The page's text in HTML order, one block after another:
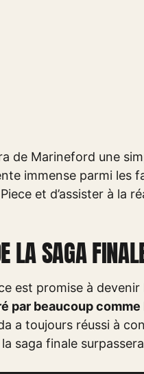
de Marineford une
immense parmi les
et d’assister à la
LA SAGA
est promise à
par beaucoup
a toujours réussi à
saga finale